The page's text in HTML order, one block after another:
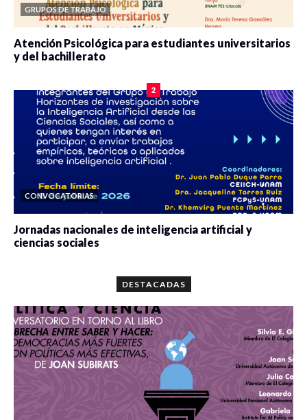
GRUPOS DE TRABAJO
Atención Psicológica para estudiantes universitarios
y del bachillerato
2
CONVOCATORIAS
Jornadas nacionales de inteligencia artificial y
ciencias sociales
DESTACADAS